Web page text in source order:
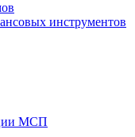
инструментов
МСП